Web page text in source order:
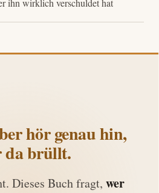
ihn wirklich verschuldet hat
hör genau hin,
da brüllt.
Dieses Buch fragt, wer